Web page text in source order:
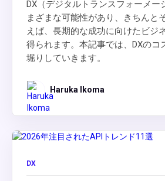
DX（デジタルトランスフォーメー
まざまな可能性があり、きちんと
えば、長期的な成功に向けたビジ
得られます。本記事では、DXのコ
堀りしていきます。
Haruka Ikoma
DX